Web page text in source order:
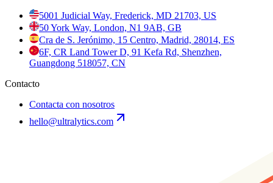
5001 Judicial Way, Frederick, MD 21703, US
50 York Way, London, N1 9AB, GB
Cra de S. Jerónimo, 15 Centro, Madrid, 28014, ES
6F, CR Land Tower D, 91 Kefa Rd, Shenzhen,
Guangdong 518057, CN
Contacto
Contacta con nosotros
hello@ultralytics.com